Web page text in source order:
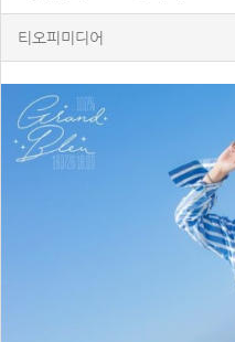
티오피미디어